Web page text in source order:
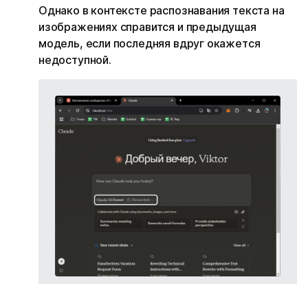
Однако в контексте распознавания текста на
изображениях справится и предыдущая
модель, если последняя вдруг окажется
недоступной.